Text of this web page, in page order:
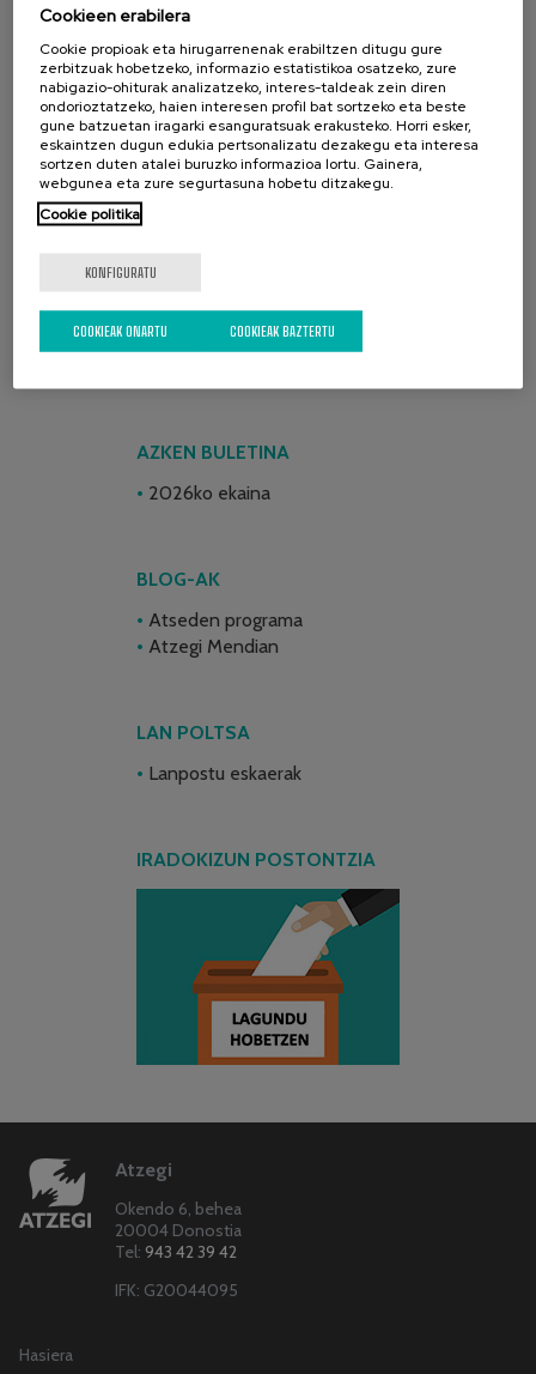
SARE SOZIALAK
AZKEN BULETINA
2026ko ekaina
BLOG-AK
Atseden programa
Atzegi Mendian
LAN POLTSA
Lanpostu eskaerak
IRADOKIZUN POSTONTZIA
Atzegi
Okendo 6, behea
20004 Donostia
Tel: 943 42 39 42
IFK: G20044095
Hasiera
Cookieen erabilera
Cookie propioak eta hirugarrenenak erabiltzen ditugu gure
zerbitzuak hobetzeko, informazio estatistikoa osatzeko, zure
nabigazio-ohiturak analizatzeko, interes-taldeak zein diren
ondorioztatzeko, haien interesen profil bat sortzeko eta beste
gune batzuetan iragarki esanguratsuak erakusteko. Horri esker,
eskaintzen dugun edukia pertsonalizatu dezakegu eta interesa
sortzen duten atalei buruzko informazioa lortu. Gainera,
webgunea eta zure segurtasuna hobetu ditzakegu.
Cookie politika
KONFIGURATU
COOKIEAK BAZTERTU
COOKIEAK ONARTU